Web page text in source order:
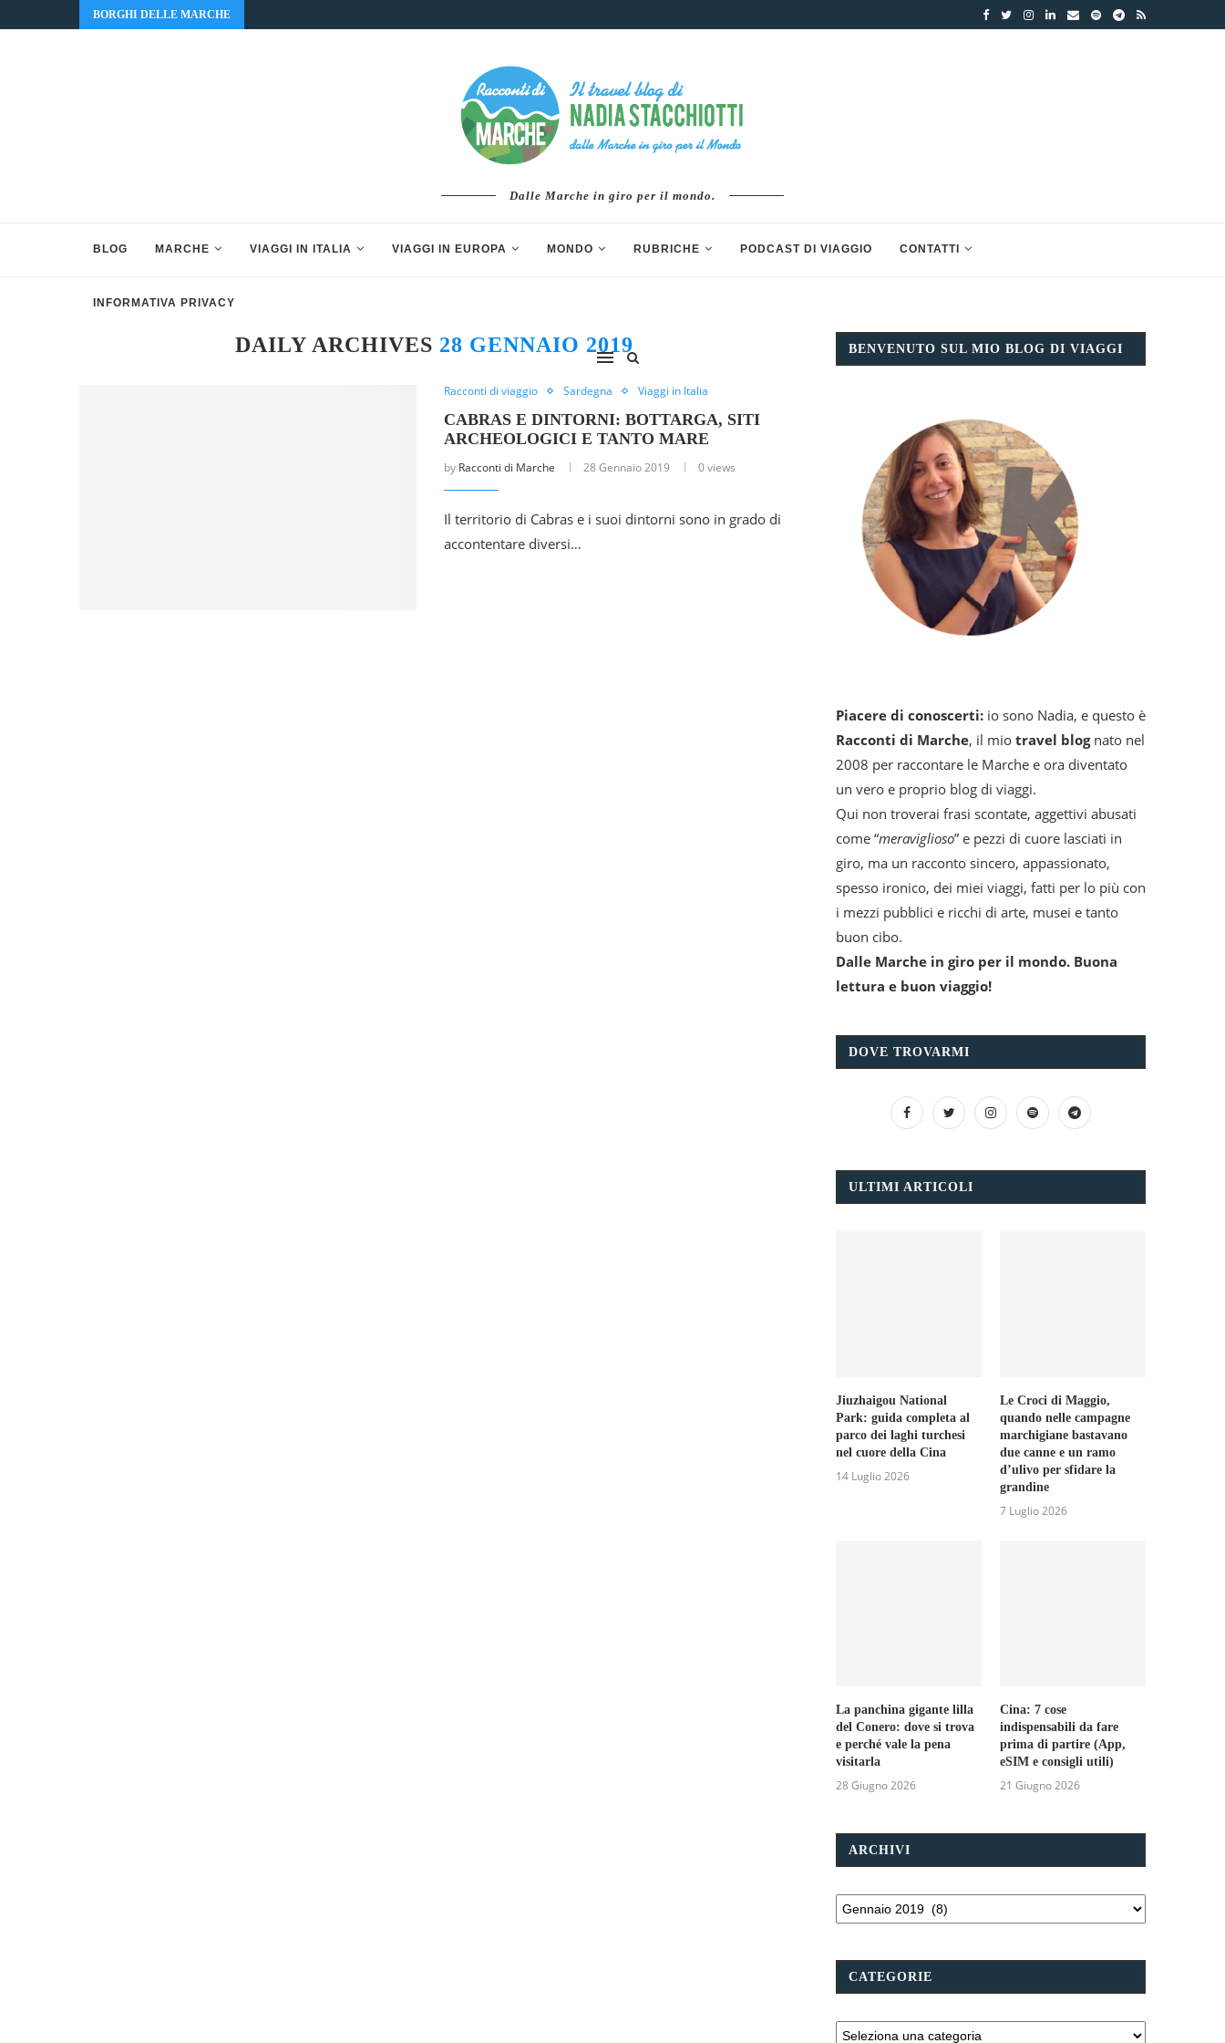
BORGHI DELLE MARCHE
Dalle Marche in giro per il mondo.
BLOG MARCHE VIAGGI IN ITALIA VIAGGI IN EUROPA MONDO RUBRICHE PODCAST DI VIAGGIO CONTATTI
INFORMATIVA PRIVACY
DAILY ARCHIVES 28 GENNAIO 2019
Racconti di viaggio Sardegna Viaggi in Italia
CABRAS E DINTORNI: BOTTARGA, SITI
ARCHEOLOGICI E TANTO MARE
by Racconti di Marche 28 Gennaio 2019 0 views
Il territorio di Cabras e i suoi dintorni sono in grado di
accontentare diversi…
BENVENUTO SUL MIO BLOG DI VIAGGI
Piacere di conoscerti: io sono Nadia, e questo è
Racconti di Marche, il mio travel blognato nel
2008 per raccontare le Marche e ora diventato
un vero e proprio blog di viaggi.
Qui non troverai frasi scontate, aggettivi abusati
come “meraviglioso” e pezzi di cuore lasciati in
giro, ma un racconto sincero, appassionato,
spesso ironico, dei miei viaggi, fatti per lo più con
i mezzi pubblici e ricchi di arte, musei e tanto
buon cibo.
Dalle Marche in giro per il mondo. Buona
lettura e buon viaggio!
DOVE TROVARMI
ULTIMI ARTICOLI
Jiuzhaigou National
Park: guida completa al
parco dei laghi turchesi
nel cuore della Cina
14 Luglio 2026
Le Croci di Maggio,
quando nelle campagne
marchigiane bastavano
due canne e un ramo
d’ulivo per sfidare la
grandine
7 Luglio 2026
La panchina gigante lilla
del Conero: dove si trova
e perché vale la pena
visitarla
28 Giugno 2026
Cina: 7 cose
indispensabili da fare
prima di partire (App,
eSIM e consigli utili)
21 Giugno 2026
ARCHIVI
CATEGORIE